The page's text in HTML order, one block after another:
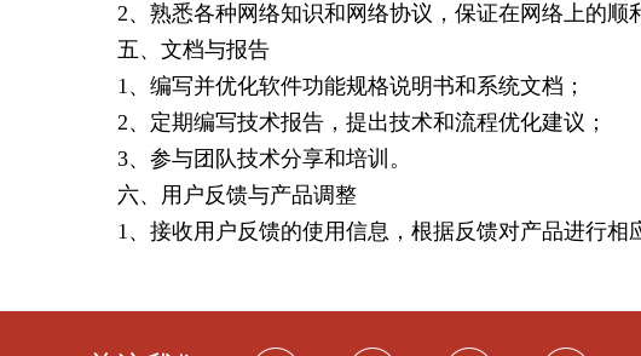
2、熟悉各种网络知识和网络协议，保证在网络上的顺
五、文档与报告
1、编写并优化软件功能规格说明书和系统文档；
2、定期编写技术报告，提出技术和流程优化建议；
3、参与团队技术分享和培训。
六、用户反馈与产品调整
1、接收用户反馈的使用信息，根据反馈对产品进行相